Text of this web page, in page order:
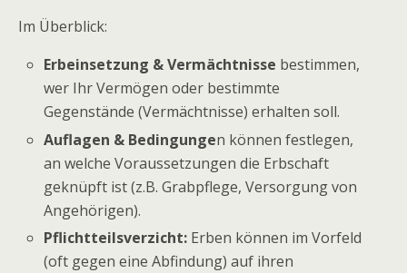
Im Überblick:
Erbeinsetzung & Vermächtnisse bestimmen,
wer Ihr Vermögen oder bestimmte
Gegenstände (Vermächtnisse) erhalten soll.
Auflagen & Bedingungen können festlegen,
an welche Voraussetzungen die Erbschaft
geknüpft ist (z.B. Grabpflege, Versorgung von
Angehörigen).
Pflichtteilsverzicht: Erben können im Vorfeld
(oft gegen eine Abfindung) auf ihren